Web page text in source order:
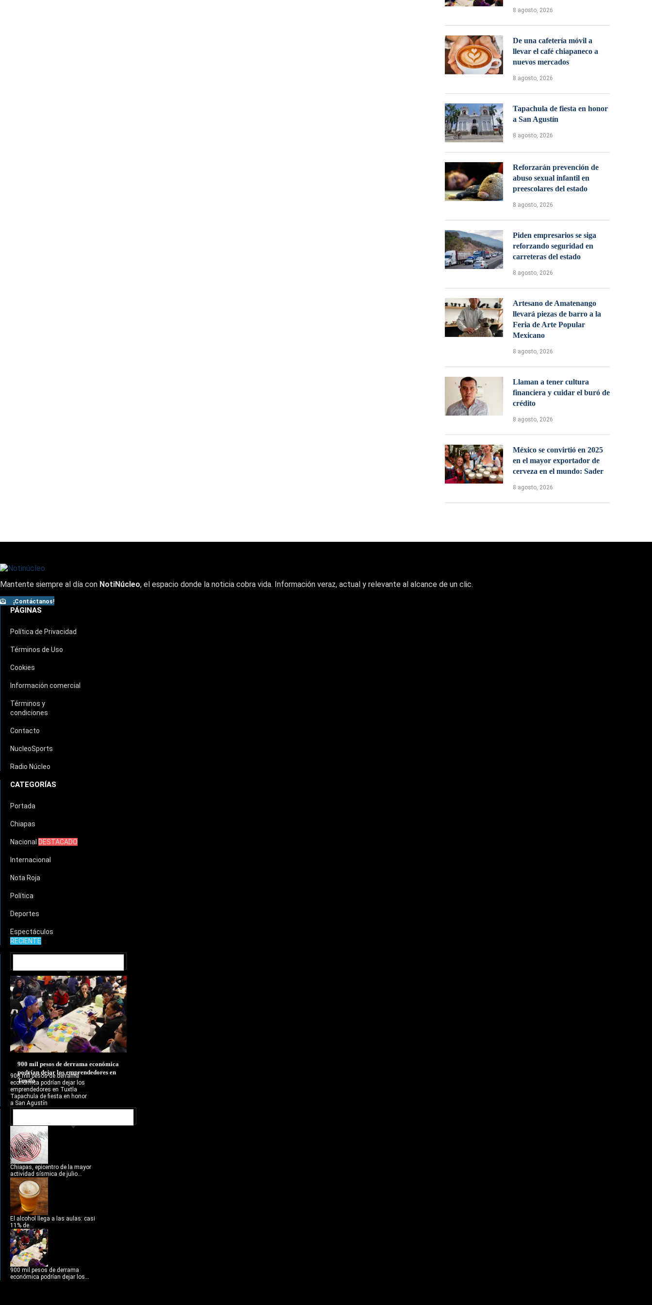
8 agosto, 2026
De una cafetería móvil a
llevar el café chiapaneco a
nuevos mercados
8 agosto, 2026
Tapachula de fiesta en honor
a San Agustín
8 agosto, 2026
Reforzarán prevención de
abuso sexual infantil en
preescolares del estado
8 agosto, 2026
Piden empresarios se siga
reforzando seguridad en
carreteras del estado
8 agosto, 2026
Artesano de Amatenango
llevará piezas de barro a la
Feria de Arte Popular
Mexicano
8 agosto, 2026
Llaman a tener cultura
financiera y cuidar el buró de
crédito
8 agosto, 2026
México se convirtió en 2025
en el mayor exportador de
cerveza en el mundo: Sader
8 agosto, 2026
Mantente siempre al día con NotiNúcleo, el espacio donde la noticia cobra vida. Información veraz, actual y relevante al alcance de un clic.
¡Contáctanos!
PÁGINAS
Política de Privacidad
Términos de Uso
Cookies
Información comercial
Términos y
condiciones
Contacto
NucleoSports
Radio Núcleo
CATEGORÍAS
Portada
Chiapas
Nacional DESTACADO
Internacional
Nota Roja
Política
Deportes
Espectáculos
RECIENTE
900 mil pesos de derrama económica
podrían dejar los emprendedores en
Tuxtla
900 mil pesos de derrama
económica podrían dejar los
emprendedores en Tuxtla
Tapachula de fiesta en honor
a San Agustín
Chiapas, epicentro de la mayor
actividad sísmica de julio...
El alcohol llega a las aulas: casi
11% de...
900 mil pesos de derrama
económica podrían dejar los...